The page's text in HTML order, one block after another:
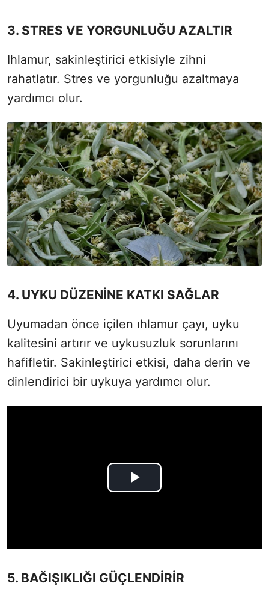
3. STRES VE YORGUNLUĞU AZALTIR
Ihlamur, sakinleştirici etkisiyle zihni
rahatlatır. Stres ve yorgunluğu azaltmaya
yardımcı olur.
4. UYKU DÜZENİNE KATKI SAĞLAR
Uyumadan önce içilen ıhlamur çayı, uyku
kalitesini artırır ve uykusuzluk sorunlarını
hafifletir. Sakinleştirici etkisi, daha derin ve
dinlendirici bir uykuya yardımcı olur.
5. BAĞIŞIKLIĞI GÜÇLENDİRİR